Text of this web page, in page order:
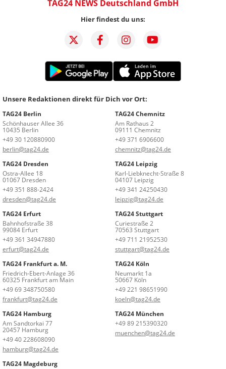
TAG24 NEWS Deutschland GmbH
Hier findest du uns:
Unsere Redaktionen direkt für Dich vor Ort:
TAG24 Berlin
Schönhauser Allee 36
10435 Berlin
+49 30 120880900
berlin@tag24.de
TAG24 Chemnitz
Am Rathaus 2
09111 Chemnitz
+49 371 6906600
chemnitz@tag24.de
TAG24 Dresden
Ostra-Allee 18
01067 Dresden
+49 351 888-2424
dresden@tag24.de
TAG24 Leipzig
Karl-Liebknecht-Straße 8
04107 Leipzig
+49 341 24250430
leipzig@tag24.de
TAG24 Erfurt
Bahnhofstraße 38
99084 Erfurt
+49 361 34947880
erfurt@tag24.de
TAG24 Stuttgart
Curiestraße 2
70563 Stuttgart
+49 711 21952530
stuttgart@tag24.de
TAG24 Frankfurt a. M.
Friedrich-Ebert-Anlage 36
60325 Frankfurt am Main
+49 69 348750580
frankfurt@tag24.de
TAG24 Köln
Neumarkt 1a
50667 Köln
+49 221 98651990
koeln@tag24.de
TAG24 Hamburg
Am Sandtorkai 77
20457 Hamburg
+49 40 228608090
hamburg@tag24.de
TAG24 München
+49 89 215390320
muenchen@tag24.de
TAG24 Magdeburg